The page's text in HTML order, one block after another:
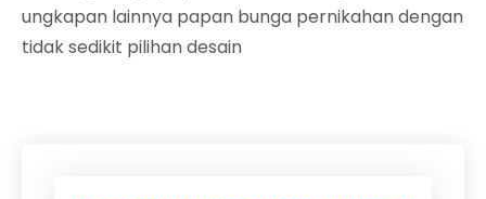
ungkapan lainnya papan bunga pernikahan dengan
tidak sedikit pilihan desain